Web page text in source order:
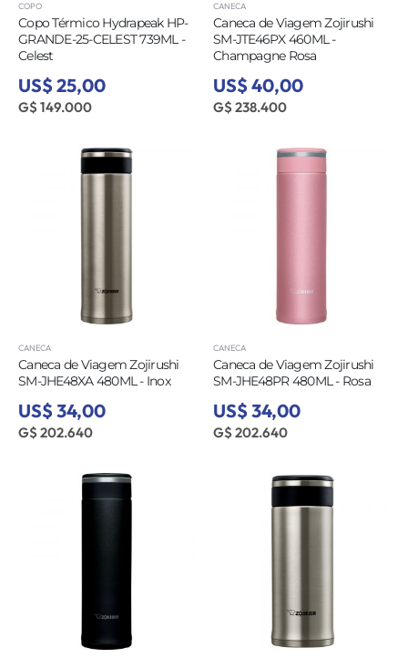
COPO
Copo Térmico Hydrapeak HP-
GRANDE-25-CELEST 739ML -
Celest
US$ 25,00
G$ 149.000
CANECA
Caneca de Viagem Zojirushi
SM-JTE46PX 460ML -
Champagne Rosa
US$ 40,00
G$ 238.400
CANECA
Caneca de Viagem Zojirushi
SM-JHE48XA 480ML - Inox
US$ 34,00
G$ 202.640
CANECA
Caneca de Viagem Zojirushi
SM-JHE48PR 480ML - Rosa
US$ 34,00
G$ 202.640